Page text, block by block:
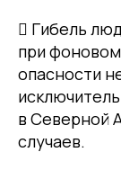
 Гибель
при
опасности
в Северной
случаев.